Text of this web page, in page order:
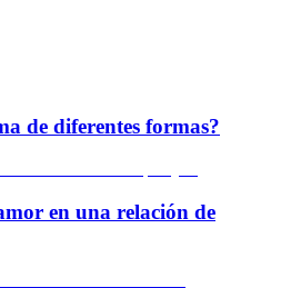
de diferentes formas?
en una relación de